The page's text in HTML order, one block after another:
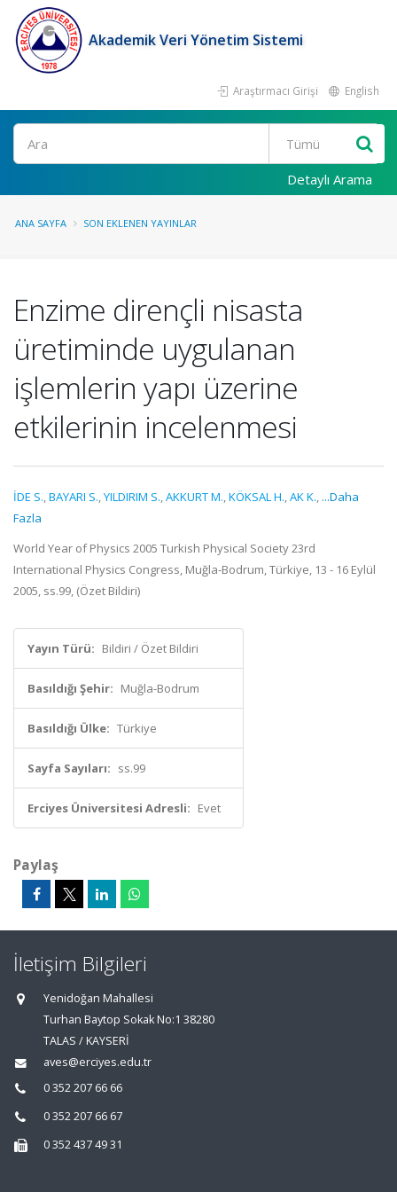
Akademik Veri Yönetim Sistemi
Araştırmacı Girişi English
Ara
Detaylı Arama
ANA SAYFA SON EKLENEN YAYINLAR
Enzime dirençli nisasta
üretiminde uygulanan
işlemlerin yapı üzerine
etkilerinin incelenmesi
İDE S.,BAYARI S.,YILDIRIM S.,AKKURT M.,KÖKSAL H.,AK K., ...Daha
Fazla
World Year of Physics 2005 Turkish Physical Society 23rd
International Physics Congress, Muğla-Bodrum, Türkiye, 13 - 16 Eylül
2005, ss.99, (Özet Bildiri)
Yayın Türü: Bildiri / Özet Bildiri
Basıldığı Şehir: Muğla-Bodrum
Basıldığı Ülke: Türkiye
Sayfa Sayıları: ss.99
Erciyes Üniversitesi Adresli: Evet
Paylaş
İletişim Bilgileri
Yenidoğan Mahallesi
Turhan Baytop Sokak No:1 38280
TALAS / KAYSERİ
aves@erciyes.edu.tr
0 352 207 66 66
0 352 207 66 67
0 352 437 49 31